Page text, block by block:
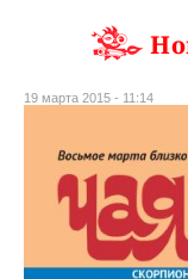
19 марта 2015 - 11:14